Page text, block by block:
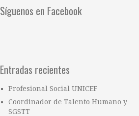
Síguenos en Facebook
Entradas recientes
Profesional Social UNICEF
Coordinador de Talento Humano y
SGSTT